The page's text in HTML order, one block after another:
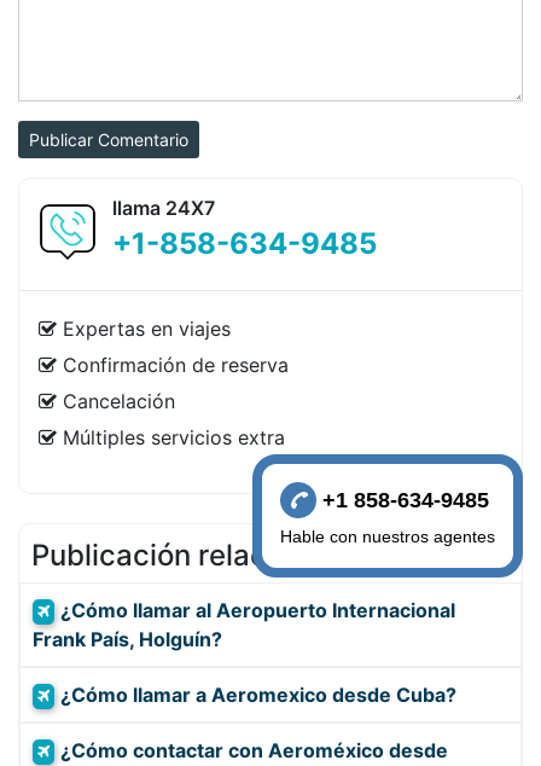
Publicar Comentario
llama 24X7
+1-858-634-9485
Expertas en viajes
Confirmación de reserva
Cancelación
Múltiples servicios extra
Publicación relacionada
¿Cómo llamar al Aeropuerto Internacional
Frank País, Holguín?
¿Cómo llamar a Aeromexico desde Cuba?
¿Cómo contactar con Aeroméxico desde
+1 858-634-9485
Hable con nuestros agentes